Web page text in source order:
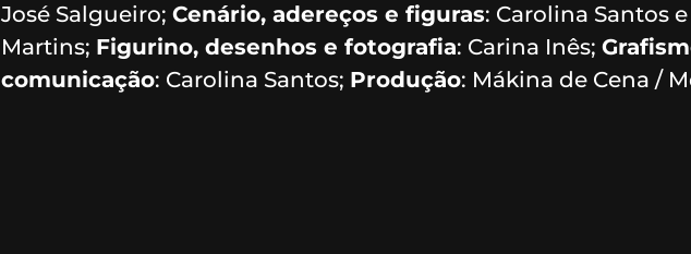
José Salgueiro; Cenário, adereços e figuras: Carolina Santos
Martins; Figurino, desenhos e fotografia: Carina Inês;
comunicação: Carolina Santos; Produção: Mákina de Cena /